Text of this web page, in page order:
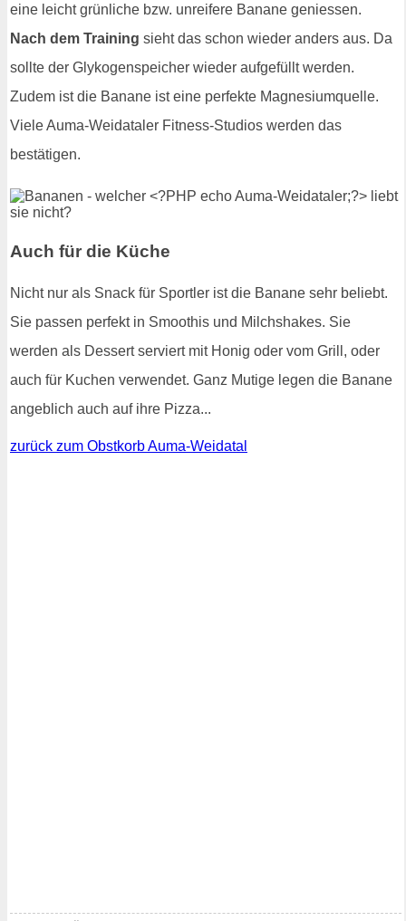
eine leicht grünliche bzw. unreifere Banane geniessen.
Nach dem Training sieht das schon wieder anders aus. Da
sollte der Glykogenspeicher wieder aufgefüllt werden.
Zudem ist die Banane ist eine perfekte Magnesiumquelle.
Viele Auma-Weidataler Fitness-Studios werden das
bestätigen.
Auch für die Küche
Nicht nur als Snack für Sportler ist die Banane sehr beliebt.
Sie passen perfekt in Smoothis und Milchshakes. Sie
werden als Dessert serviert mit Honig oder vom Grill, oder
auch für Kuchen verwendet. Ganz Mutige legen die Banane
angeblich auch auf ihre Pizza...
zurück zum Obstkorb Auma-Weidatal